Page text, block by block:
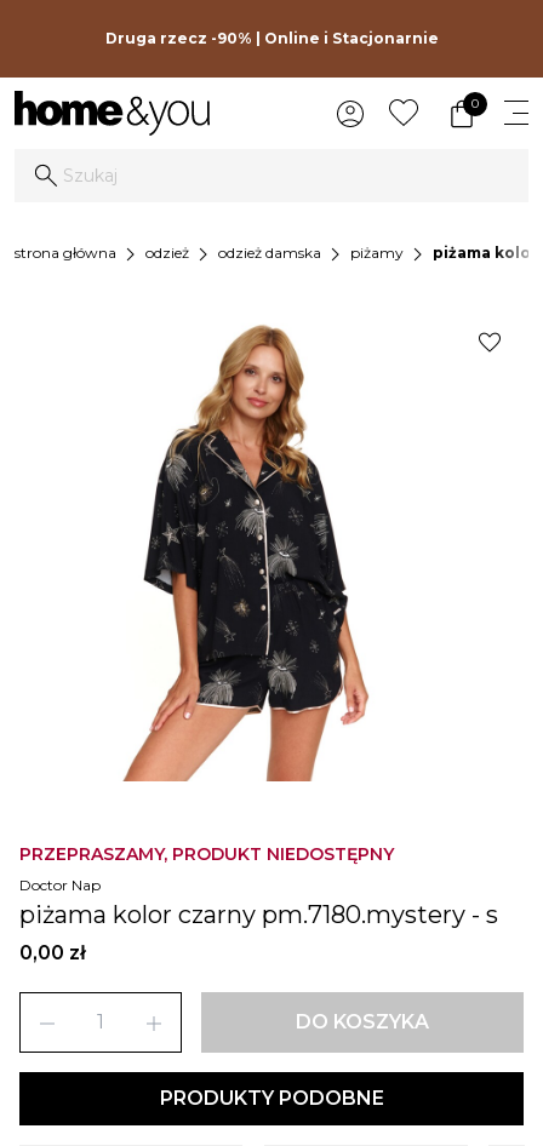
Druga rzecz -90% | Online i Stacjonarnie
0
strona główna chevron_right odzież chevron_right odzież damska chevron_right piżamy chevron_right piżama kolor
PRZEPRASZAMY, PRODUKT NIEDOSTĘPNY
Doctor Nap
piżama kolor czarny pm.7180.mystery - s
0,00 zł
remove add DO KOSZYKA
PRODUKTY PODOBNE
favorite